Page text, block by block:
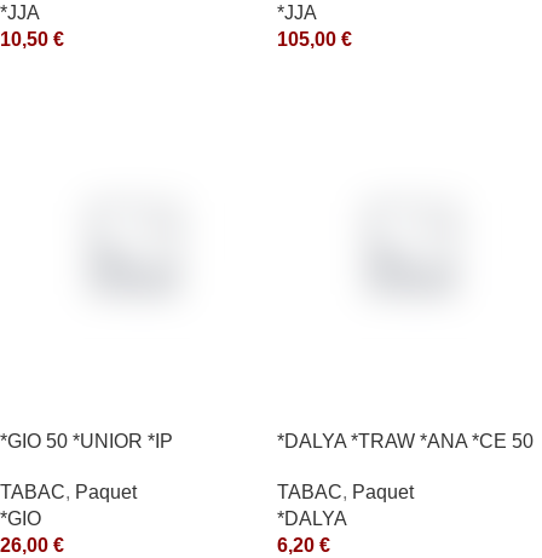
*JJA
10,50 €
*JJA
105,00 €
*GIO 50 *UNIOR *IP
TABAC, Paquet
*GIO
26,00 €
*DALYA *TRAW *ANA *CE 50
TABAC, Paquet
*DALYA
6,20 €